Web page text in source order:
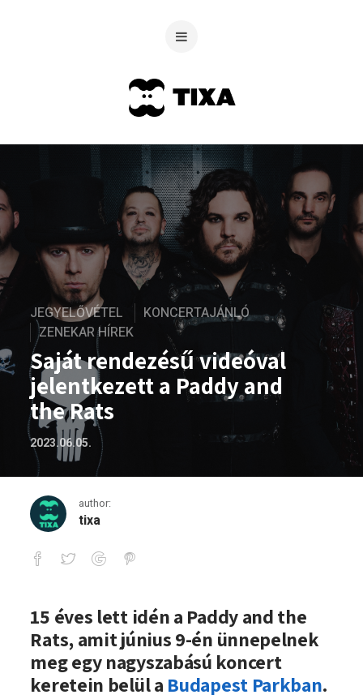
JEGYELŐVÉTEL
KONCERTAJÁNLÓ
ZENEKAR HÍREK
Saját rendezésű videóval
jelentkezett a Paddy and
the Rats
2023.06.05.
author:
tixa
Saját rendezésű videóval jelentkezett
15 éves lett idén a Paddy and the
Rats, amit június 9-én ünnepelnek
meg egy nagyszabású koncert
keretein belül a Budapest Parkban.